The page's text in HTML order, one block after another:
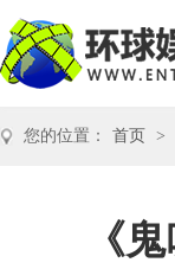
您的位置： 首页 >
《